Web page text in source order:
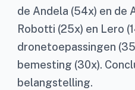
de Andela (54x) en de
Robotti (25x) en Lero
dronetoepassingen
bemesting (30x).
belangstelling.